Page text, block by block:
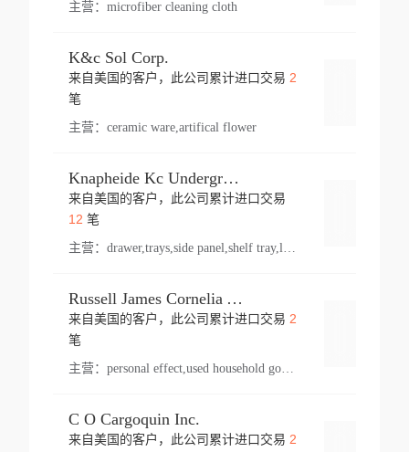
主营： microfiber cleaning cloth
K&c Sol Corp.
来自美国的客户，此公司累计进口交易 2
笔
主营： ceramic ware,artifical flower
Knapheide Kc Underground
来自美国的客户，此公司累计进口交易
12 笔
主营：
Russell James Cornelia Arlington Va
来自美国的客户，此公司累计进口交易 2
笔
主营： personal effect,used household goods
C O Cargoquin Inc.
来自美国的客户，此公司累计进口交易 2